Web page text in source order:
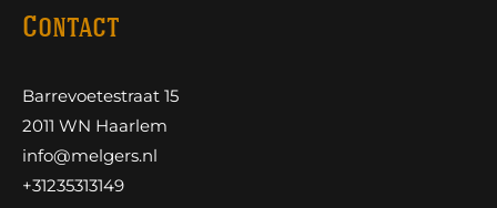
Contact
Barrevoetestraat 15
2011 WN Haarlem
info@melgers.nl
+31235313149